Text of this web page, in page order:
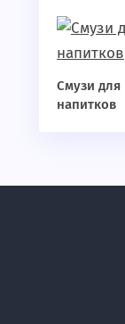
Смузи для
напитков